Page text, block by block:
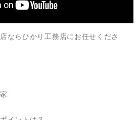
ならひかり工務店にお任せくださ